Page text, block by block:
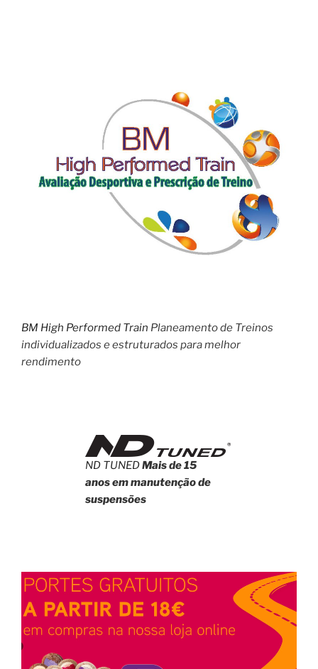
BM High Performed Train Planeamento de Treinos
individualizados e estruturados para melhor
rendimento
ND TUNEDMais de 15
anos em manutenção de
suspensões